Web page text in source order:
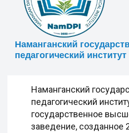
Наманганский
педагогический институт
Наманганский
педагогический
государственное
заведение, созданное